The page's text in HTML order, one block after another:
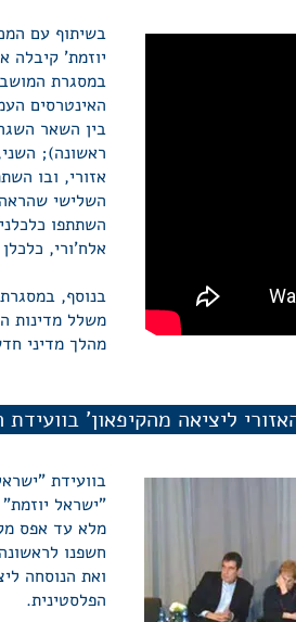
בשיתוף עם
יוזמת' קיבלה
במסגרת
האינטרסים
בין השאר
ראשונה);
אזורי, ובו
השלישי
השתתפו
אלח'ורי,
בנוסף,
משלל מדינות
מהלך מדיני
ליציאה מהקיפאון'
בוועידת
"ישראל יוזמת"
מלא עד אפס
חשפנו
ואת הנוסחה
הפלסטינית.